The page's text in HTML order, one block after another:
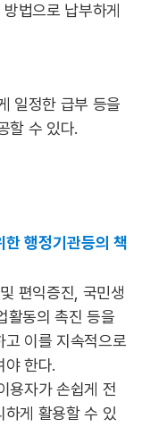
법으로 납부하게
일정한 급부 등을
할 수 있다.
행정기관등의 책
편익증진, 국민생
활동의 촉진 등을
고 이를 지속적으로
야 한다.
용자가 손쉽게 전
하게 활용할 수 있